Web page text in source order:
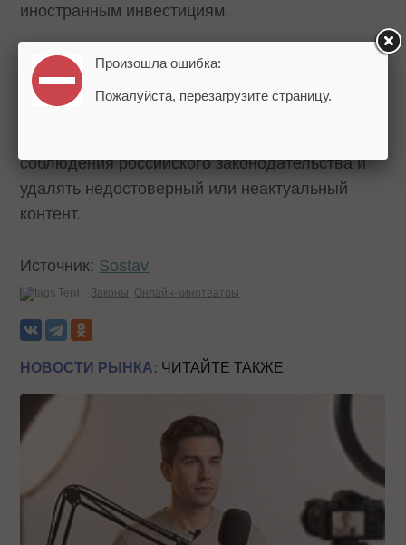
иностранным инвестициям.
Помимо ограничения иностранного участия,
видеосервисам придется регистрироваться в
соблюдения российского законодательства и
удалять недостоверный или неактуальный
контент.
Источник: Sostav
Теги: Законы Онлайн-кинотеатры
НОВОСТИ РЫНКА: ЧИТАЙТЕ ТАКЖЕ
Произошла ошибка:
Пожалуйста, перезагрузите страницу.